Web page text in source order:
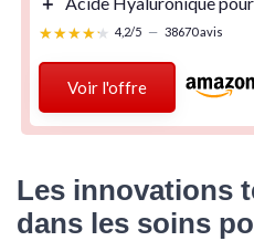
★★★★★
★★★★★ 4,2/5 — 38670 avis
Voir l'offre
Les innovations
dans les soins